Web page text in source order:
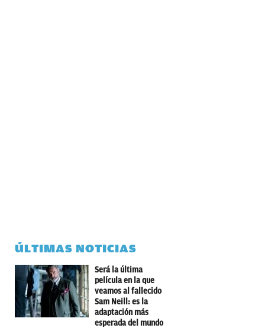
ÚLTIMAS NOTICIAS
Será la última
película en la que
veamos al fallecido
Sam Neill: es la
adaptación más
esperada del mundo